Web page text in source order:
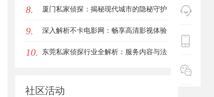
区的安全垫
8. 厦门私家侦探：揭秘现代城市的隐秘守护
者
9. 深入解析不卡电影网：畅享高清影视体验
的最佳选择
10. 东莞私家侦探行业全解析：服务内容与法
社区活动